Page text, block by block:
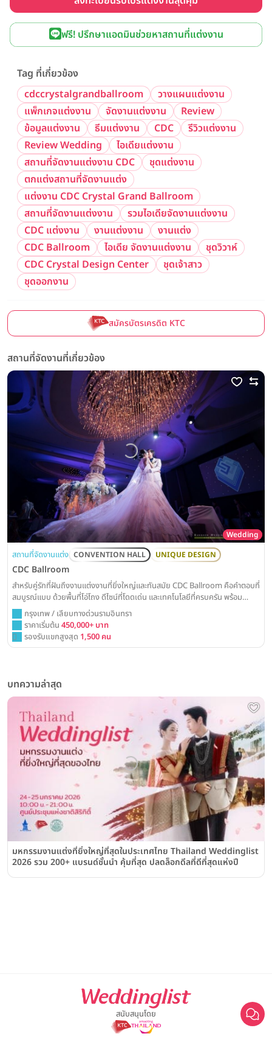
ฟรี! ปรึกษาแอดมินช่วยหาสถานที่แต่งงาน
Tag ที่เกี่ยวข้อง
cdccrystalgrandballroom
วางแผนแต่งงาน
แพ็กเกจแต่งงาน
จัดงานแต่งงาน
Review
ข้อมูลแต่งงาน
ธีมแต่งงาน CDC
รีวิวแต่งงาน
Review Wedding
ไอเดียแต่งงาน
สถานที่จัดงานแต่งงาน CDC
ชุดแต่งงาน
ตกแต่งสถานที่จัดงานแต่ง
แต่งงาน CDC Crystal Grand Ballroom
สถานที่จัดงานแต่งงาน
รวมไอเดียจัดงานแต่งงาน
CDC แต่งงาน
งานแต่งงาน
งานแต่ง
CDC Ballroom
ไอเดีย จัดงานแต่งงาน
ชุดวิวาห์
CDC Crystal Design Center
ชุดเจ้าสาว
ชุดออกงาน
สมัครบัตรเครดิต KTC
สถานที่จัดงานที่เกี่ยวข้อง
Wedding
สถานที่จัดงานแต่ง CONVENTION HALL UNIQUE DESIGN
CDC Ballroom
สำหรับคู่รักที่ฝันถึงงานแต่งงานที่ยิ่งใหญ่และทันสมัย CDC Ballroom คือคำตอบที่
สมบูรณ์แบบ ด้วยพื้นที่โอ่โถง ดีไซน์ที่โดดเด่น และเทคโนโลยีที่ครบครัน พร้อม
เนรมิตทุกจินตนาการของคุณให้เป็นจริงอย่างน่าประทับใจ
กรุงเทพ / เลียบทางด่วนรามอินทรา
ราคาเริ่มต้น 450,000+ บาท
รองรับแขกสูงสุด 1,500 คน
บทความล่าสุด
มหกรรมงานแต่งที่ยิ่งใหญ่ที่สุดในประเทศไทย Thailand Weddinglist
2026 รวม 200+ แบรนด์ชั้นนำ คุ้มที่สุด ปลดล็อกดีลที่ดีที่สุดแห่งปี
สนับสนุนโดย